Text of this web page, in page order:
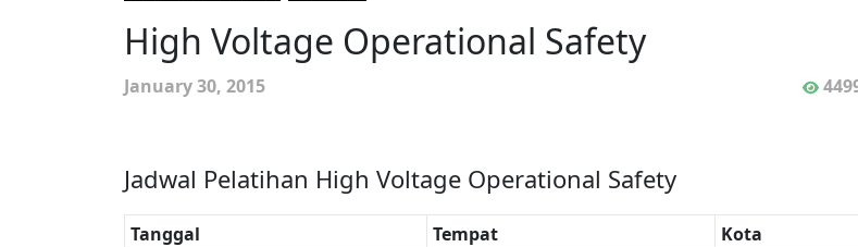
High Voltage Operational Safety
January 30, 2015
Jadwal Pelatihan High Voltage Operational Safety
Tanggal Tempat
Kota